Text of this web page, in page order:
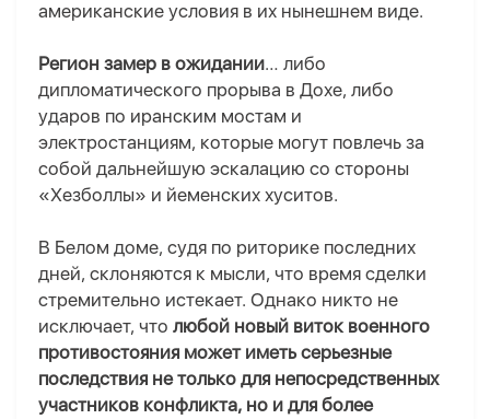
американские условия в их нынешнем виде.
Регион замер в ожидании… либо
дипломатического прорыва в Дохе, либо
ударов по иранским мостам и
электростанциям, которые могут повлечь за
собой дальнейшую эскалацию со стороны
«Хезболлы» и йеменских хуситов.
В Белом доме, судя по риторике последних
дней, склоняются к мысли, что время сделки
стремительно истекает. Однако никто не
исключает, что любой новый виток военного
противостояния может иметь серьезные
последствия не только для непосредственных
участников конфликта, но и для более